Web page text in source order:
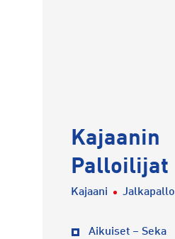
Kajaanin
Palloilijat
Kajaani Jalkapallo
Aikuiset – Seka